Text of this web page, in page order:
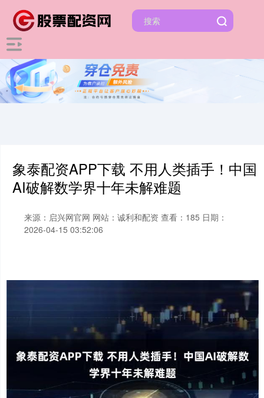
象泰配资APP下载 不用人类插手！中国
AI破解数学界十年未解难题
来源：启兴网官网 网站：诚利和配资 查看：185 日期：
2026-04-15 03:52:06